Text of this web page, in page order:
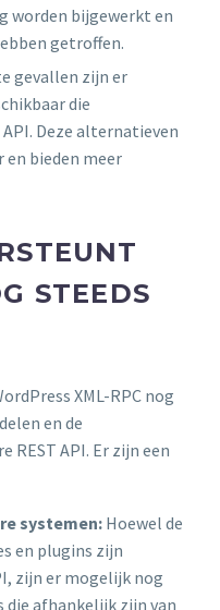
worden bijgewerkt en
getroffen.
gevallen zijn er
die
Deze alternatieven
en bieden meer
STEEDS
XML-RPC nog
en de
REST API. Er zijn een
systemen: Hoewel de
en plugins zijn
zijn er mogelijk nog
die afhankelijk zijn van